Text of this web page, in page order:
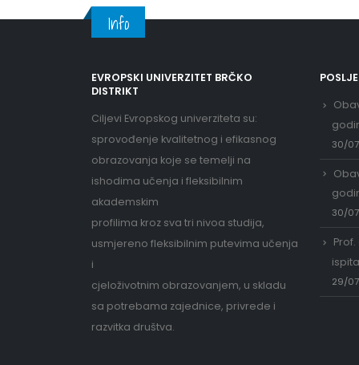
Info
EVROPSKI UNIVERZITET BRČKO
DISTRIKT
Ciljevi Evropskog univerziteta su:
sprovođenje kvalitetnog i efikasnog
obrazovanja koje se temelji na
ishodima učenja i fleksibilnim
akademskim
profilima kroz sva tri nivoa studija,
usmjereno fleksibilnim putevima učenja
i
cjeloživotnim obrazovanjem, u skladu
sa potrebama zajednice, privrede i
razvitka društva.
30/
30/
ispita
29/